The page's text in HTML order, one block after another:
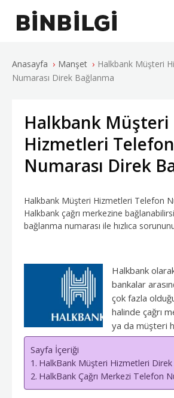
Anasayfa › Manşet › Halkbank Müşteri
Numarası Direk Bağlanma
Halkbank Müşteri
Hizmetleri Telefon
Numarası Direk
Halkbank Müşteri Hizmetleri Telefon
Halkbank çağrı merkezine
bağlanma numarası ile hızlıca
Sayfa İçeriği
HalkBank Müşteri Hizmetleri
HalkBank Çağrı Merkezi Telefon
Halkbank
bankalar
çok fazla
halinde çağrı
ya da müşteri